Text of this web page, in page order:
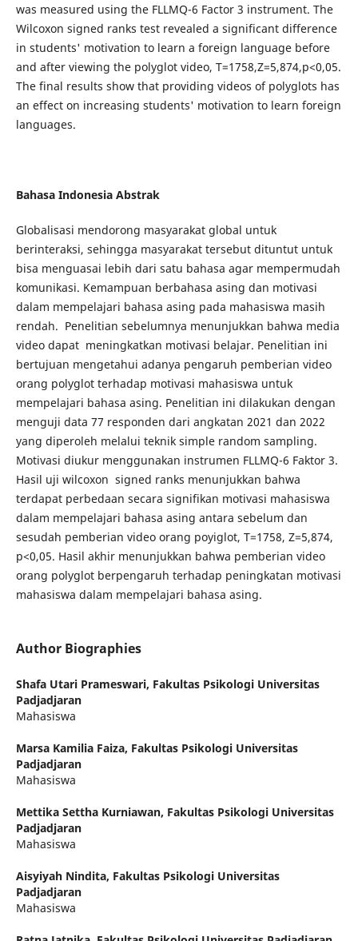
was measured using the FLLMQ-6 Factor 3 instrument. The
Wilcoxon signed ranks test revealed a significant difference
in students' motivation to learn a foreign language before
and after viewing the polyglot video, T=1758,Z=5,874,p<0,05.
The final results show that providing videos of polyglots has
an effect on increasing students' motivation to learn foreign
languages.
Bahasa Indonesia Abstrak
Globalisasi mendorong masyarakat global untuk
berinteraksi, sehingga masyarakat tersebut dituntut untuk
bisa menguasai lebih dari satu bahasa agar mempermudah
komunikasi. Kemampuan berbahasa asing dan motivasi
dalam mempelajari bahasa asing pada mahasiswa masih
rendah. Penelitian sebelumnya menunjukkan bahwa media
video dapat meningkatkan motivasi belajar. Penelitian ini
bertujuan mengetahui adanya pengaruh pemberian video
orang polyglot terhadap motivasi mahasiswa untuk
mempelajari bahasa asing. Penelitian ini dilakukan dengan
menguji data 77 responden dari angkatan 2021 dan 2022
yang diperoleh melalui teknik simple random sampling.
Motivasi diukur menggunakan instrumen FLLMQ-6 Faktor 3.
Hasil uji wilcoxon signed ranks menunjukkan bahwa
terdapat perbedaan secara signifikan motivasi mahasiswa
dalam mempelajari bahasa asing antara sebelum dan
sesudah pemberian video orang poyiglot, T=1758, Z=5,874,
p<0,05. Hasil akhir menunjukkan bahwa pemberian video
orang polyglot berpengaruh terhadap peningkatan motivasi
mahasiswa dalam mempelajari bahasa asing.
Author Biographies
Shafa Utari Prameswari, Fakultas Psikologi Universitas
Padjadjaran
Mahasiswa
Marsa Kamilia Faiza, Fakultas Psikologi Universitas
Padjadjaran
Mahasiswa
Mettika Settha Kurniawan, Fakultas Psikologi Universitas
Padjadjaran
Mahasiswa
Aisyiyah Nindita, Fakultas Psikologi Universitas
Padjadjaran
Mahasiswa